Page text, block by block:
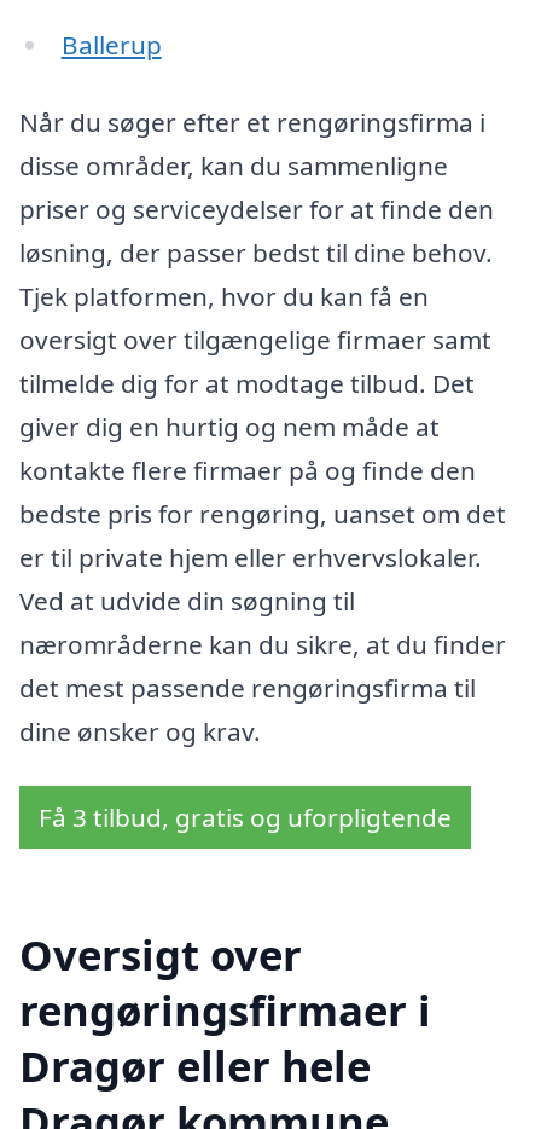
Ballerup
Når du søger efter et rengøringsfirma i
disse områder, kan du sammenligne
priser og serviceydelser for at finde den
løsning, der passer bedst til dine behov.
Tjek platformen, hvor du kan få en
oversigt over tilgængelige firmaer samt
tilmelde dig for at modtage tilbud. Det
giver dig en hurtig og nem måde at
kontakte flere firmaer på og finde den
bedste pris for rengøring, uanset om det
er til private hjem eller erhvervslokaler.
Ved at udvide din søgning til
nærområderne kan du sikre, at du finder
det mest passende rengøringsfirma til
dine ønsker og krav.
Få 3 tilbud, gratis og uforpligtende
Oversigt over
rengøringsfirmaer i
Dragør eller hele